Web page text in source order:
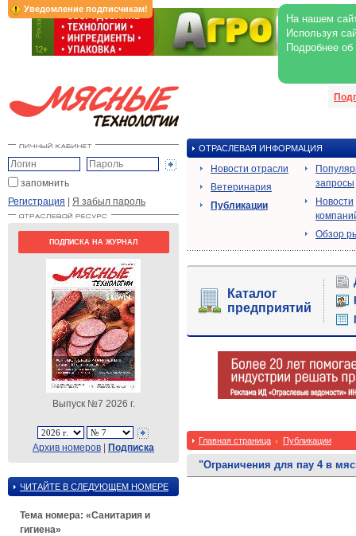
Уведомление подписчикам!
На нашем
Используя
Подробнее
запомнить
Регистрация | Я забыл пароль
ПОДПИСКА НА ЖУРНАЛ
Выпуск №7 2026 г.
Архив номеров | Подписка
ЧИТАЙТЕ В СЛЕДУЮЩЕМ НОМЕРЕ
Тема номера: «Санитария и
гигиена»
ОТРАСЛЕВАЯ ИНФОРМАЦИЯ
Новости отрасли
Ветеринария
Публикации
запросы
Новости
Обзор
Каталог
предприятий
Главная страница Публикации
"Ограничения для пау 4 в